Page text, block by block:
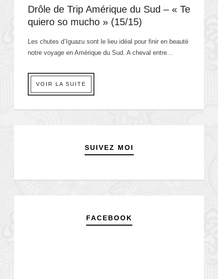
Drôle de Trip Amérique du Sud – « Te
quiero so mucho » (15/15)
Les chutes d’Iguazu sont le lieu idéal pour finir en beauté
notre voyage en Amérique du Sud. A cheval entre...
VOIR LA SUITE
SUIVEZ MOI
FACEBOOK